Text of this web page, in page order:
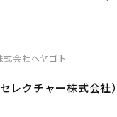
式会社ヘヤゴト
レクチャー株式会社